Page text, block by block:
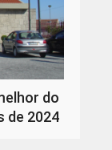
do
de 2024